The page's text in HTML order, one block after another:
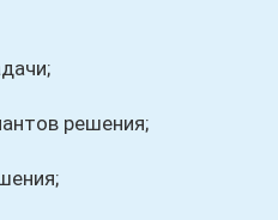
решения;